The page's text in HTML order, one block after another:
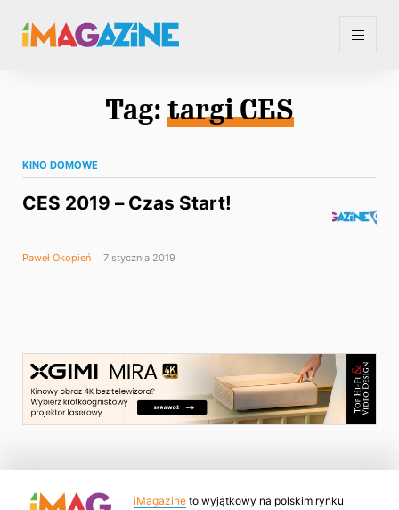
Tag: targi CES
KINO DOMOWE
CES 2019 – Czas Start!
Paweł Okopień 7 stycznia 2019
iMagazine to wyjątkowy na polskim rynku